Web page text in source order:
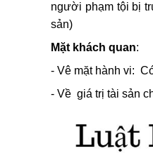
người phạm tội bị
sản)
Mặt khách quan:
- Vê mặt hành vi:
- Về giá trị tài sản